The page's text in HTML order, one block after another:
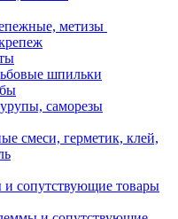
метизы
шпильки
саморезы
смеси, герметик, клей,
сопутствующие товары